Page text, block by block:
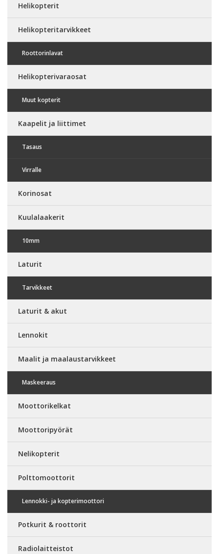
Helikopterit
Helikopteritarvikkeet
Roottorinlavat
Helikopterivaraosat
Muut kopterit
Kaapelit ja liittimet
Tasaus
Virralle
Korinosat
Kuulalaakerit
10mm
Laturit
Tarvikkeet
Laturit & akut
Lennokit
Maalit ja maalaustarvikkeet
Maskeeraus
Moottorikelkat
Moottoripyörät
Nelikopterit
Polttomoottorit
Lennokki- ja kopterimoottori
Potkurit & roottorit
Radiolaitteistot